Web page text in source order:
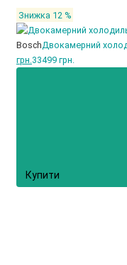
Знижка 12 %
BoschДвокамерний
грн.33499 грн.
Купити